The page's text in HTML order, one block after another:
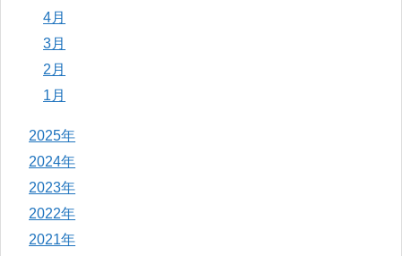
4月
3月
2月
1月
2025年
2024年
2023年
2022年
2021年